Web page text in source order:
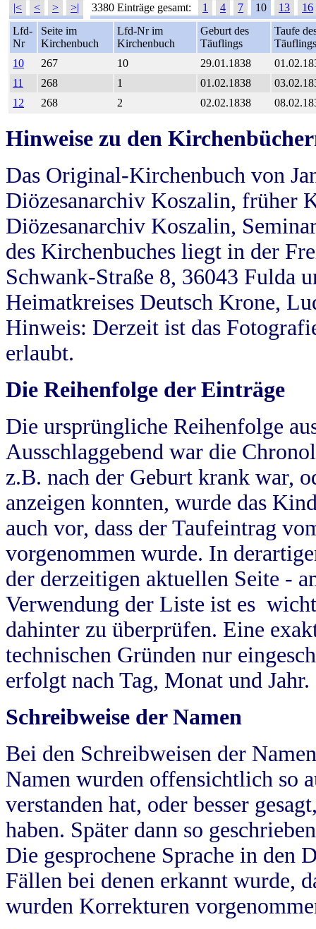
|< < > >| 3380 Einträge gesamt: 1 4 7 10 13
16
Lfd-
Nr
Seite im
Kirchenbuch
Lfd-Nr im
Kirchenbuch
Geburt des
Täuflings
Taufe
Täuflings
10
267 10 29.01.1838
11
268 1 01.02.1838
12
268 2 02.02.1838
Hinweise zu den
Das Original-Kirchenbuch von
Diözesanarchiv Koszalin, früher
Diözesanarchiv Koszalin,
des Kirchenbuches liegt in der
Schwank-Straße 8, 36043 Fulda
Heimatkreises Deutsch Krone,
Hinweis: Derzeit ist das
erlaubt.
Die Reihenfolge der Einträge
Die ursprüngliche Reihenfolge
Ausschlaggebend war die
z.B. nach der Geburt krank war,
anzeigen konnten, wurde das
auch vor, dass der Taufeintrag
vorgenommen wurde. In
der derzeitigen aktuellen Seite -
Verwendung der Liste ist es
dahinter zu überprüfen. Eine
technischen Gründen nur
erfolgt nach Tag, Monat und Jahr.
Schreibweise der Namen
Bei den Schreibweisen der
Namen wurden offensichtlich so
verstanden hat, oder besser
haben. Später dann so
Die gesprochene Sprache in
Fällen bei denen erkannt wurde,
wurden Korrekturen